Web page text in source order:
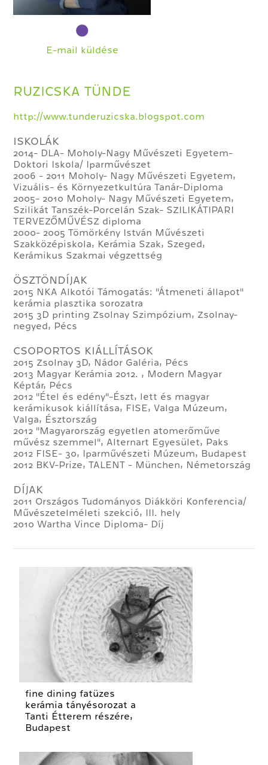
E-mail küldése
RUZICSKA TÜNDE
http://www.tunderuzicska.blogspot.com
ISKOLÁK
2014- DLA- Moholy-Nagy Művészeti Egyetem-
Doktori Iskola/ Iparművészet
2006 - 2011 Moholy- Nagy Művészeti Egyetem,
Vizuális- és Környezetkultúra Tanár-Diploma
2005- 2010 Moholy- Nagy Művészeti Egyetem,
Szilikát Tanszék-Porcelán Szak- SZILIKÁTIPARI
TERVEZŐMŰVÉSZ diploma
2000- 2005 Tömörkény István Művészeti
Szakközépiskola, Kerámia Szak, Szeged,
Kerámikus Szakmai végzettség
ÖSZTÖNDÍJAK
2015 NKA Alkotói Támogatás: "Átmeneti állapot"
kerámia plasztika sorozatra
2015 3D printing Zsolnay Szimpózium, Zsolnay-
negyed, Pécs
CSOPORTOS KIÁLLÍTÁSOK
2015 Zsolnay 3D, Nádor Galéria, Pécs
2013 Magyar Kerámia 2012. , Modern Magyar
Képtár, Pécs
2012 "Étel és edény"-Észt, lett és magyar
kerámikusok kiállítása, FISE, Valga Múzeum,
Valga, Észtország
2012 "Magyarország egyetlen atomerőműve
művész szemmel", Alternart Egyesület, Paks
2012 FISE- 30, Iparművészeti Múzeum, Budapest
2012 BKV-Prize, TALENT - München, Németország
DÍJAK
2011 Országos Tudományos Diákköri Konferencia/
Művészetelméleti szekció, III. hely
2010 Wartha Vince Diploma- Díj
fine dining fatüzes
kerámia tányésorozat a
Tanti Étterem részére,
Budapest